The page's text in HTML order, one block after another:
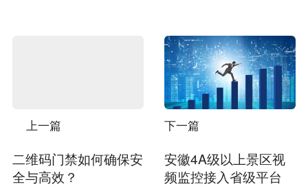
上一篇
二维码门禁如何确保安
全与高效？
下一篇
安徽4A级以上景区视
频监控接入省级平台